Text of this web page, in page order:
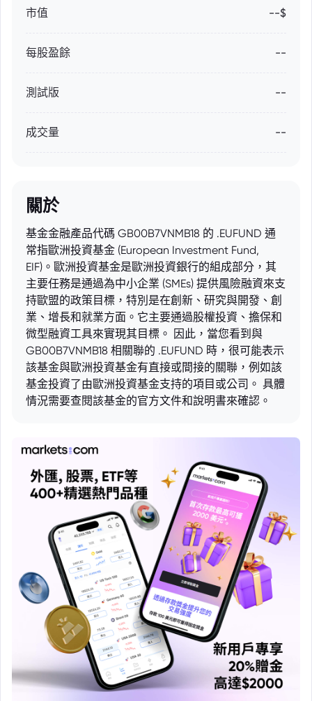
市值 --$
每股盈餘 --
測試版 --
成交量 --
關於
基金金融產品代碼 GB00B7VNMB18 的 .EUFUND 通
常指歐洲投資基金 (European Investment Fund,
EIF)。歐洲投資基金是歐洲投資銀行的組成部分，其
主要任務是通過為中小企業 (SMEs) 提供風險融資來支
持歐盟的政策目標，特別是在創新、研究與開發、創
業、增長和就業方面。它主要通過股權投資、擔保和
微型融資工具來實現其目標。 因此，當您看到與
GB00B7VNMB18 相關聯的 .EUFUND 時，很可能表示
該基金與歐洲投資基金有直接或間接的關聯，例如該
基金投資了由歐洲投資基金支持的項目或公司。 具體
情況需要查閱該基金的官方文件和說明書來確認。